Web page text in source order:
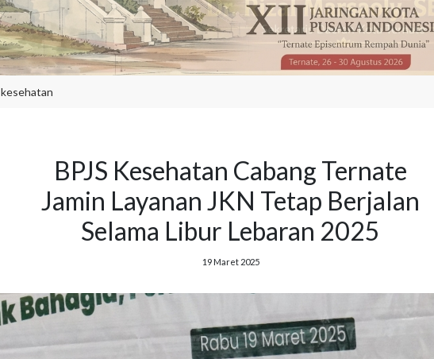
kesehatan
BPJS Kesehatan Cabang Ternate
Jamin Layanan JKN Tetap Berjalan
Selama Libur Lebaran 2025
19 Maret 2025